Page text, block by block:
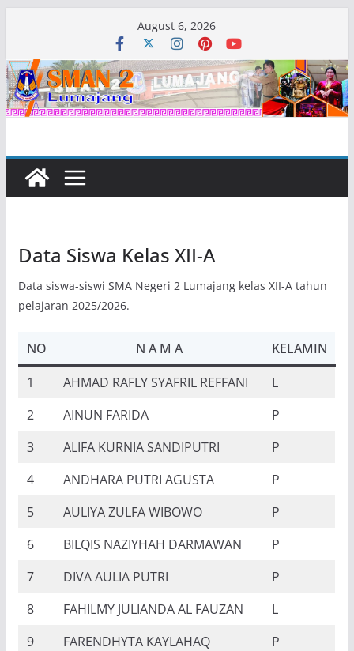
content
August 6, 2026
Data Siswa Kelas XII-A
Data siswa-siswi SMA Negeri 2 Lumajang kelas XII-A tahun
pelajaran 2025/2026.
NO N A M A
KELAMIN
1
AHMAD RAFLY SYAFRIL REFFANI
L
2
AINUN FARIDA
P
3
ALIFA KURNIA SANDIPUTRI
P
4
ANDHARA PUTRI AGUSTA
P
5
AULIYA ZULFA WIBOWO
P
6
BILQIS NAZIYHAH DARMAWAN
P
7
DIVA AULIA PUTRI
P
8
FAHILMY JULIANDA AL FAUZAN
L
9
FARENDHYTA KAYLAHAQ
P